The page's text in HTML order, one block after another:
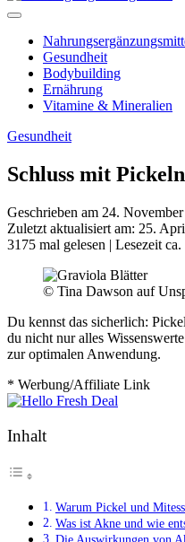
Gesundheit
Bodybuilding
Ernährung
Vitamine & Mineralien
Gesundheit
Schluss mit
Geschrieben am 24.
Zuletzt aktualisiert am: 25.
3175 mal gelesen | Lesezeit
© Tina Dawson auf
Du kennst das sicherlich:
du nicht nur alles
zur optimalen Anwendung.
* Werbung/Affiliate Link
Inhalt
Warum Pickel und
Was ist Akne und wie